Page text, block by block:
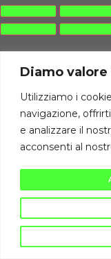
Diamo
Utilizziamo i
navigazione,
e analizzare il
acconsenti al